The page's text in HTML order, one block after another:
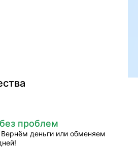
проблем
деньги или обменяем